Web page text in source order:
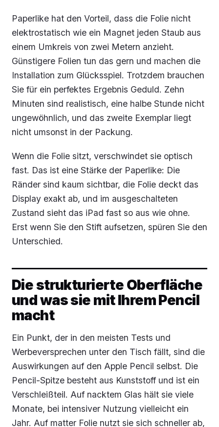
Paperlike hat den Vorteil, dass die Folie nicht
elektrostatisch wie ein Magnet jeden Staub aus
einem Umkreis von zwei Metern anzieht.
Günstigere Folien tun das gern und machen die
Installation zum Glücksspiel. Trotzdem brauchen
Sie für ein perfektes Ergebnis Geduld. Zehn
Minuten sind realistisch, eine halbe Stunde nicht
ungewöhnlich, und das zweite Exemplar liegt
nicht umsonst in der Packung.
Wenn die Folie sitzt, verschwindet sie optisch
fast. Das ist eine Stärke der Paperlike: Die
Ränder sind kaum sichtbar, die Folie deckt das
Display exakt ab, und im ausgeschalteten
Zustand sieht das iPad fast so aus wie ohne.
Erst wenn Sie den Stift aufsetzen, spüren Sie den
Unterschied.
Die strukturierte Oberfläche
und was sie mit Ihrem Pencil
macht
Ein Punkt, der in den meisten Tests und
Werbeversprechen unter den Tisch fällt, sind die
Auswirkungen auf den Apple Pencil selbst. Die
Pencil-Spitze besteht aus Kunststoff und ist ein
Verschleißteil. Auf nacktem Glas hält sie viele
Monate, bei intensiver Nutzung vielleicht ein
Jahr. Auf matter Folie nutzt sie sich schneller ab,